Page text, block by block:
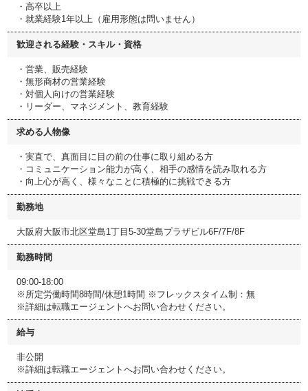
・高卒以上
・就業経験1年以上（雇用形態は問いません）
歓迎される経験・スキル・資格
・営業、販売経験
・無形商材の営業経験
・対個人向けの営業経験
・リーダー、マネジメント、教育経験
求める人物像
・実直で、真面目に目の前の仕事に取り組める方
・コミュニケーション能力が高く、相手の感情を読み取れる方
・向上心が高く、様々なことに積極的に挑戦できる方
勤務地
大阪府大阪市北区堂島1丁目5-30堂島プラザビル6F/7F/8F
勤務時間
09:00-18:00
※所定労働時間8時間/休憩1時間 ※フレックスタイム制：無
※詳細は転職エージェントへお問い合わせください。
給与
非公開
※詳細は転職エージェントへお問い合わせください。